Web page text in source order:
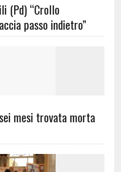
(Pd) “Crollo
passo indietro”
mesi trovata morta